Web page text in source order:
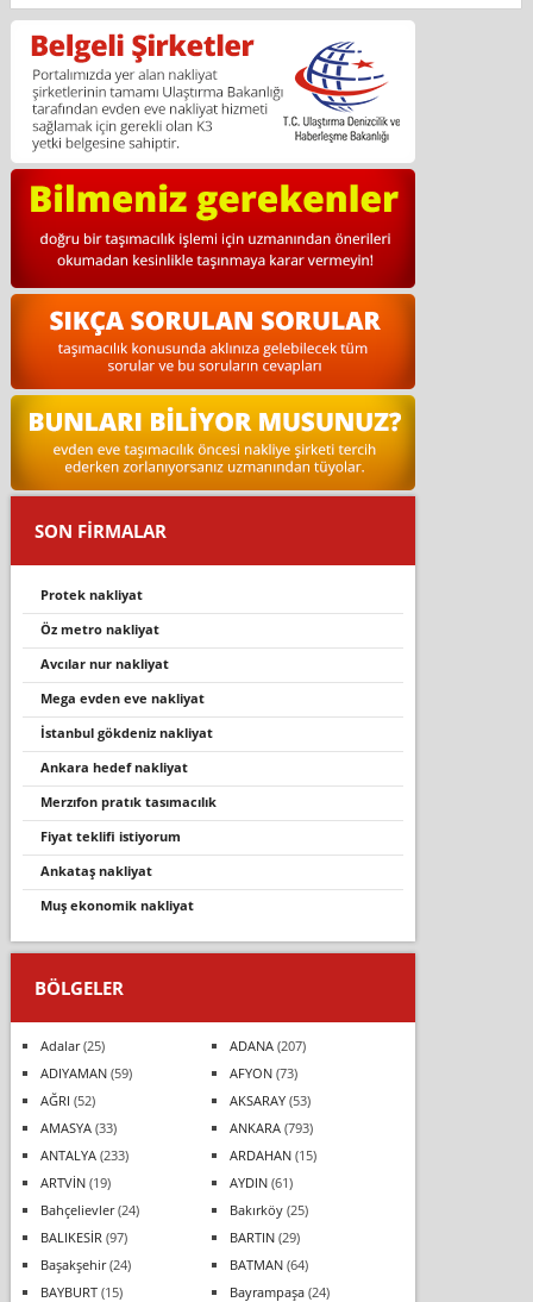
SON FİRMALAR
protek nakliyat
öz metro nakliyat
avcilar nur nakli̇yat
mega evden eve nakliyat
i̇stanbul gökdeni̇z nakli̇yat
ankara hedef nakliyat
merzifon pratik tasimacilik
fiyat teklifi istiyorum
ankataş nakliyat
muş ekonomik nakliyat
BÖLGELER
Adalar(25) ADANA(207)
ADIYAMAN(59) AFYON(73)
AĞRI (52) AKSARAY(53)
AMASYA(33) ANKARA(793)
ANTALYA(233) ARDAHAN(15)
ARTVİN(19) AYDIN(61)
Bahçelievler(24) Bakırköy(25)
BALIKESİR (97) BARTIN(29)
Başakşehir(24) BATMAN(64)
BAYBURT(15) Bayrampaşa(24)